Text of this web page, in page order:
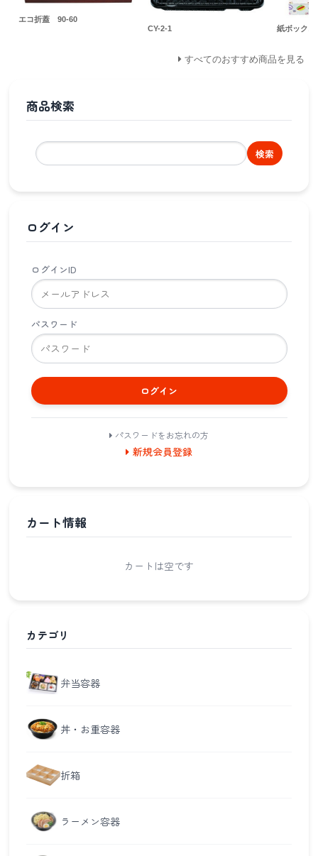
エコ折蓋 90-60
CY-2-1
紙ボック
すべてのおすすめ商品を見る
商品検索
検索
ログイン
ログインID
パスワード
ログイン
パスワードをお忘れの方
新規会員登録
カート情報
カートは空です
カテゴリ
弁当容器
丼・お重容器
折箱
ラーメン容器